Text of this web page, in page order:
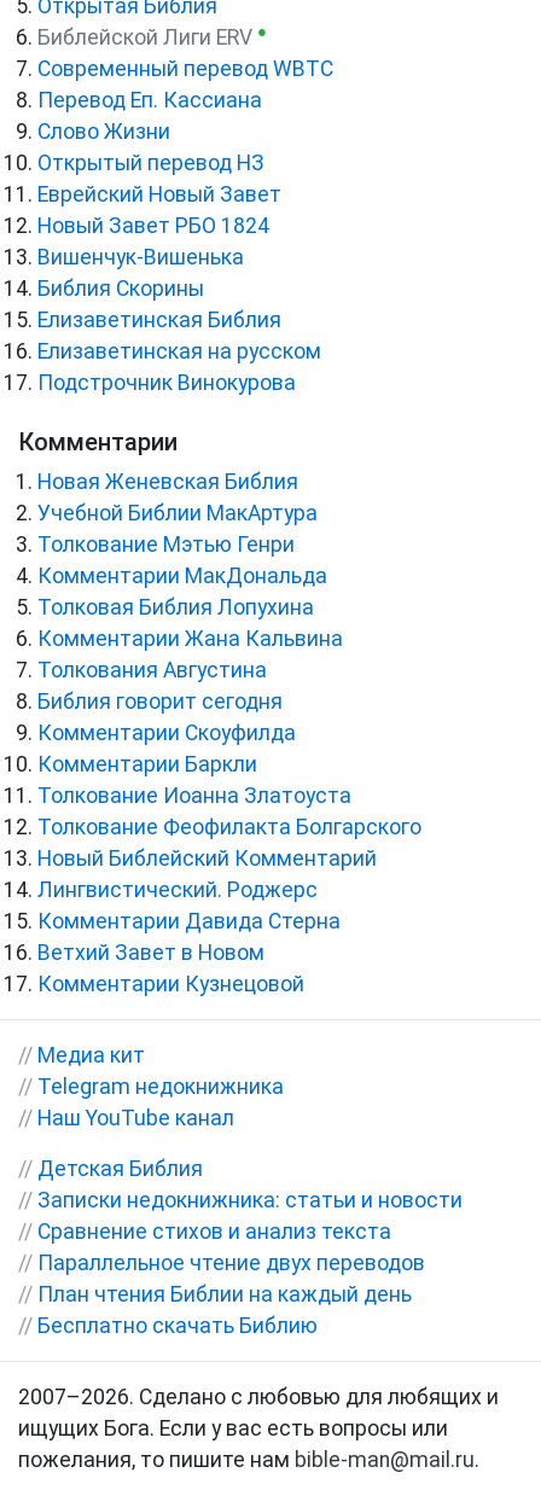
Открытая Библия
Библейской Лиги ERV ●
Cовременный перевод WBTC
Перевод Еп. Кассиана
Слово Жизни
Открытый перевод НЗ
Еврейский Новый Завет
Новый Завет РБО 1824
Вишенчук-Вишенька
Библия Скорины
Елизаветинская Библия
Елизаветинская на русском
Подстрочник Винокурова
Комментарии
Новая Женевская Библия
Учебной Библии МакАртура
Толкование Мэтью Генри
Комментарии МакДональда
Толковая Библия Лопухина
Комментарии Жана Кальвина
Толкования Августина
Библия говорит сегодня
Комментарии Скоуфилда
Комментарии Баркли
Толкование Иоанна Златоуста
Толкование Феофилакта Болгарского
Новый Библейский Комментарий
Лингвистический. Роджерс
Комментарии Давида Стерна
Ветхий Завет в Новом
Комментарии Кузнецовой
// Медиа кит
// Telegram недокнижника
// Наш YouTube канал
// Детская Библия
// Записки недокнижника: статьи и новости
// Сравнение стихов и анализ текста
// Параллельное чтение двух переводов
// План чтения Библии на каждый день
// Бесплатно скачать Библию
2007–2026. Сделано с любовью для любящих и
ищущих Бога. Если у вас есть вопросы или
пожелания, то пишите нам bible-man@mail.ru.